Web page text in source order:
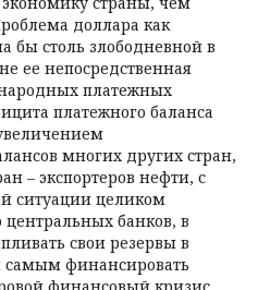
доллара как
бы столь злободневной в
ее непосредственная
платежных
платежного баланса
многих других стран,
– экспортеров нефти, с
ситуации целиком
центральных банков, в
свои резервы в
финансировать